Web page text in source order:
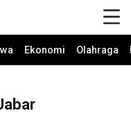
Ekonomi Olahraga